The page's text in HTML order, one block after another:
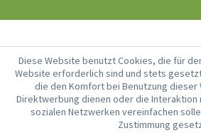
Diese Website benutzt Cookies, die für
Website erforderlich sind und stets
die den Komfort bei Benutzung
Direktwerbung dienen oder die Interaktion
sozialen Netzwerken vereinfachen
Zustimmung